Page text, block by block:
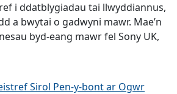
i ddatblygiadau tai llwyddiannus,
a bwytai o gadwyni mawr. Mae’n
byd-eang mawr fel Sony UK,
Sirol Pen-y-bont ar Ogwr